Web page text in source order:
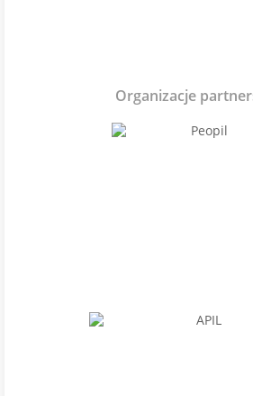
Organizacje